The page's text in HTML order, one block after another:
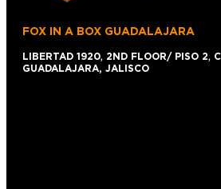
FOX IN A BOX GUADALAJARA
LIBERTAD 1920, 2ND FLOOR/ PISO 2,
GUADALAJARA, JALISCO